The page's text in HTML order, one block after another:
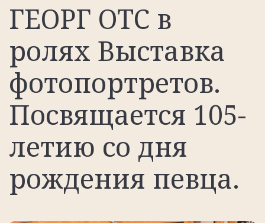
ГЕОРГ ОТС в
ролях Выставка
фотопортретов.
Посвящается 105-
летию со дня
рождения певца.